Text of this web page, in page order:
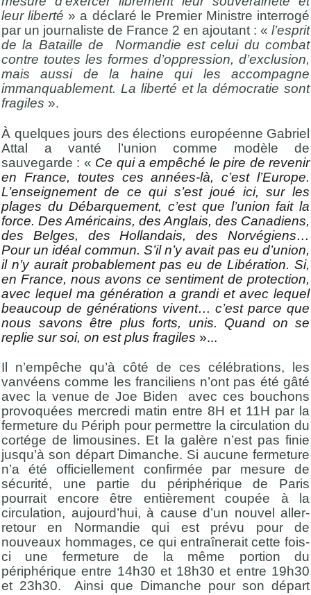
leur liberté » a déclaré le Premier Ministre interrogé
par un journaliste de France 2 en ajoutant : « l’esprit
de la Bataille de Normandie est celui du combat
contre toutes les formes d’oppression, d’exclusion,
mais aussi de la haine qui les accompagne
immanquablement. La liberté et la démocratie sont
fragiles ».
À quelques jours des élections européenne Gabriel
Attal a vanté l’union comme modèle de
sauvegarde : « Ce qui a empêché le pire de revenir
en France, toutes ces années-là, c’est l’Europe.
L’enseignement de ce qui s’est joué ici, sur les
plages du Débarquement, c’est que l’union fait la
force. Des Américains, des Anglais, des Canadiens,
des Belges, des Hollandais, des Norvégiens…
Pour un idéal commun. S’il n’y avait pas eu d’union,
il n’y aurait probablement pas eu de Libération. Si,
en France, nous avons ce sentiment de protection,
avec lequel ma génération a grandi et avec lequel
beaucoup de générations vivent… c’est parce que
nous savons être plus forts, unis. Quand on se
replie sur soi, on est plus fragiles »...
Il n’empêche qu’à côté de ces célébrations, les
vanvéens comme les franciliens n’ont pas été gâté
avec la venue de Joe Biden avec ces bouchons
provoquées mercredi matin entre 8H et 11H par la
fermeture du Périph pour permettre la circulation du
cortége de limousines. Et la galère n’est pas finie
jusqu’à son départ Dimanche. Si aucune fermeture
n’a été officiellement confirmée par mesure de
sécurité, une partie du périphérique de Paris
pourrait encore être entièrement coupée à la
circulation, aujourd’hui, à cause d’un nouvel aller-
retour en Normandie qui est prévu pour de
nouveaux hommages, ce qui entraînerait cette fois-
ci une fermeture de la même portion du
périphérique entre 14h30 et 18h30 et entre 19h30
et 23h30. Ainsi que Dimanche pour son départ